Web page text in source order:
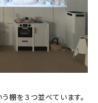
棚を３つ並べています。